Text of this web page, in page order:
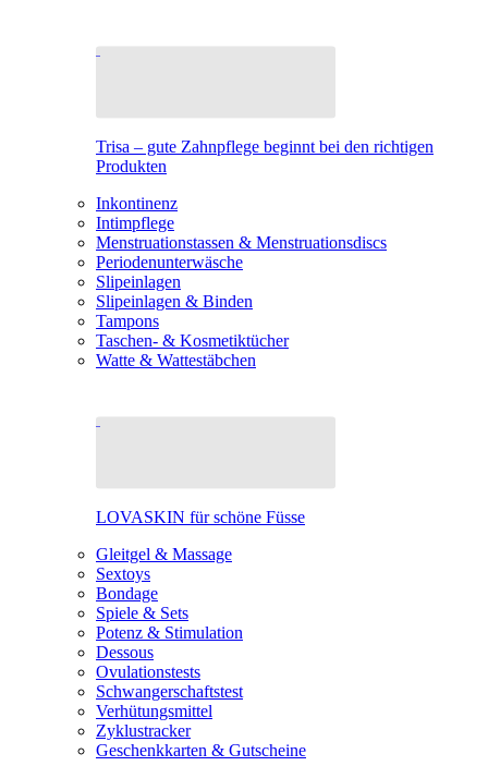
Trisa – gute Zahnpflege beginnt bei den richtigen
Produkten
Inkontinenz
Intimpflege
Menstruationstassen & Menstruationsdiscs
Periodenunterwäsche
Slipeinlagen
Slipeinlagen & Binden
Tampons
Taschen- & Kosmetiktücher
Watte & Wattestäbchen
LOVASKIN für schöne Füsse
Gleitgel & Massage
Sextoys
Bondage
Spiele & Sets
Potenz & Stimulation
Dessous
Ovulationstests
Schwangerschaftstest
Verhütungsmittel
Zyklustracker
Geschenkkarten & Gutscheine